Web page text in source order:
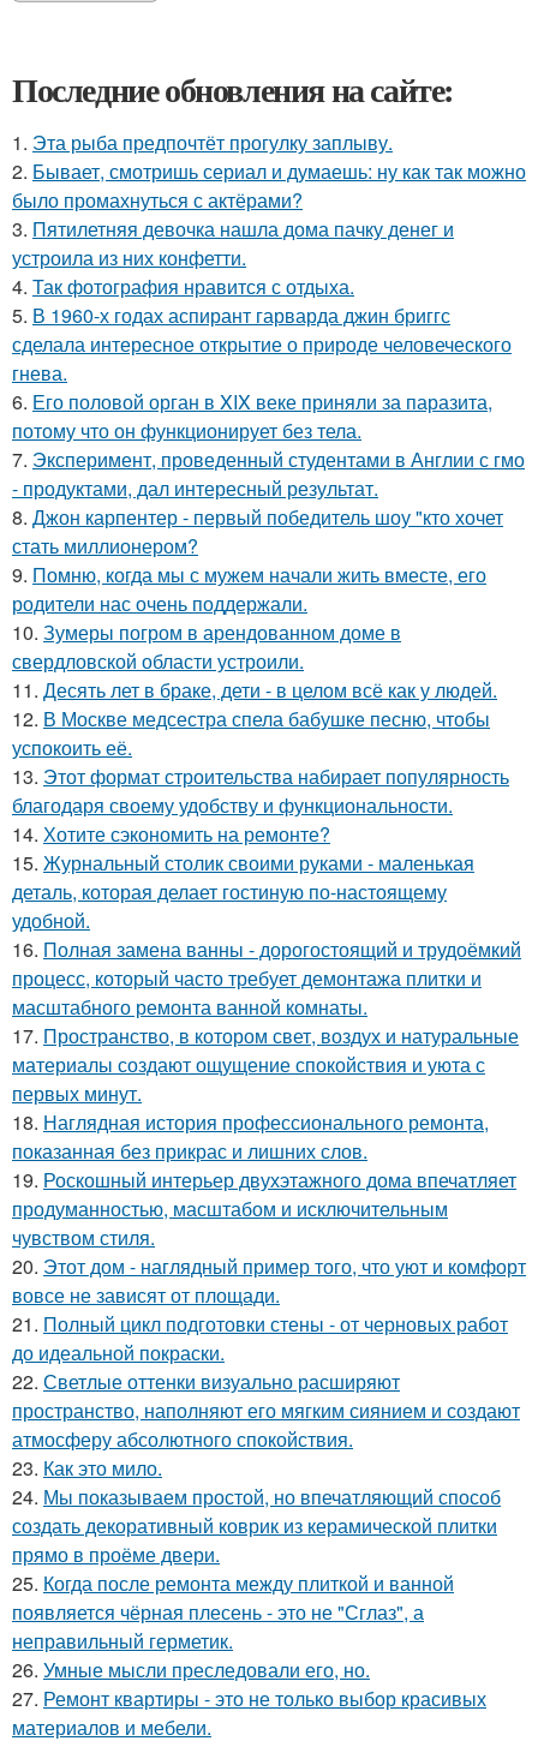
Последние обновления на сайте:
1. Эта рыба предпочтёт прогулку заплыву.
2. Бывает, смотришь сериал и думаешь: ну как так можно
было промахнуться с актёрами?
3. Пятилетняя девочка нашла дома пачку денег и
устроила из них конфетти.
4. Так фотография нравится с отдыха.
5. В 1960-х годах аспирант гарварда джин бриггс
сделала интересное открытие о природе человеческого
гнева.
6. Его половой орган в XIX веке приняли за паразита,
потому что он функционирует без тела.
7. Эксперимент, проведенный студентами в Англии с гмо
- продуктами, дал интересный результат.
8. Джон карпентер - первый победитель шоу "кто хочет
стать миллионером?
9. Помню, когда мы с мужем начали жить вместе, его
родители нас очень поддержали.
10. Зумеры погром в арендованном доме в
свердловской области устроили.
11. Десять лет в браке, дети - в целом всё как у людей.
12. В Москве медсестра спела бабушке песню, чтобы
успокоить её.
13. Этот формат строительства набирает популярность
благодаря своему удобству и функциональности.
14. Хотите сэкономить на ремонте?
15. Журнальный столик своими руками - маленькая
деталь, которая делает гостиную по-настоящему
удобной.
16. Полная замена ванны - дорогостоящий и трудоёмкий
процесс, который часто требует демонтажа плитки и
масштабного ремонта ванной комнаты.
17. Пространство, в котором свет, воздух и натуральные
материалы создают ощущение спокойствия и уюта с
первых минут.
18. Наглядная история профессионального ремонта,
показанная без прикрас и лишних слов.
19. Роскошный интерьер двухэтажного дома впечатляет
продуманностью, масштабом и исключительным
чувством стиля.
20. Этот дом - наглядный пример того, что уют и комфорт
вовсе не зависят от площади.
21. Полный цикл подготовки стены - от черновых работ
до идеальной покраски.
22. Светлые оттенки визуально расширяют
пространство, наполняют его мягким сиянием и создают
атмосферу абсолютного спокойствия.
23. Как это мило.
24. Мы показываем простой, но впечатляющий способ
создать декоративный коврик из керамической плитки
прямо в проёме двери.
25. Когда после ремонта между плиткой и ванной
появляется чёрная плесень - это не "Сглаз", а
неправильный герметик.
26. Умные мысли преследовали его, но.
27. Ремонт квартиры - это не только выбор красивых
материалов и мебели.